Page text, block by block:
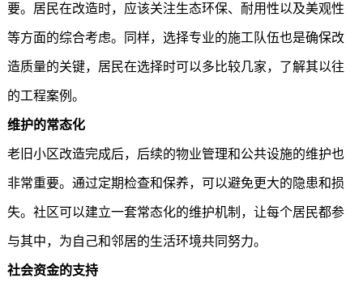
要。居民在改造时，应该关注生态环保、耐用性以及美观性
等方面的综合考虑。同样，选择专业的施工队伍也是确保改
造质量的关键，居民在选择时可以多比较几家，了解其以往
的工程案例。
维护的常态化
老旧小区改造完成后，后续的物业管理和公共设施的维护也
非常重要。通过定期检查和保养，可以避免更大的隐患和损
失。社区可以建立一套常态化的维护机制，让每个居民都参
与其中，为自己和邻居的生活环境共同努力。
社会资金的支持